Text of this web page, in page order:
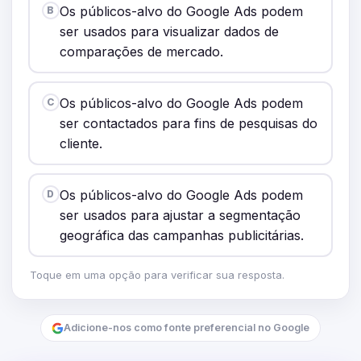
B Os públicos-alvo do Google Ads podem
ser usados para visualizar dados de
comparações de mercado.
C Os públicos-alvo do Google Ads podem
ser contactados para fins de pesquisas do
cliente.
D Os públicos-alvo do Google Ads podem
ser usados para ajustar a segmentação
geográfica das campanhas publicitárias.
Toque em uma opção para verificar sua resposta.
Adicione-nos como fonte preferencial no Google